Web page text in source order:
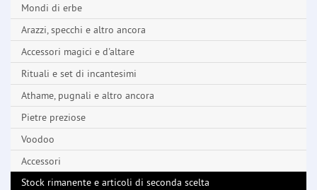
Mondi di erbe
Arazzi, specchi e altro ancora
Accessori magici e d'altare
Rituali e set di incantesimi
Athame, pugnali e altro ancora
Pietre preziose
Voodoo
Accessori
Stock rimanente e articoli di seconda scelta